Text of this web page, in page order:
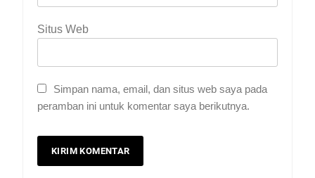
Situs Web
Simpan nama, email, dan situs web saya pada
peramban ini untuk komentar saya berikutnya.